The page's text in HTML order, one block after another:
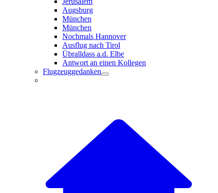
Augsburg
München
München
Nochmals Hannover
Ausflug nach Tirol
Übralldass a.d. Elbe
Antwort an einen Kollegen
Flugzeuggedanken